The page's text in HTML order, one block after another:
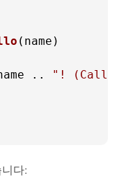
(name)
..
"!
다: